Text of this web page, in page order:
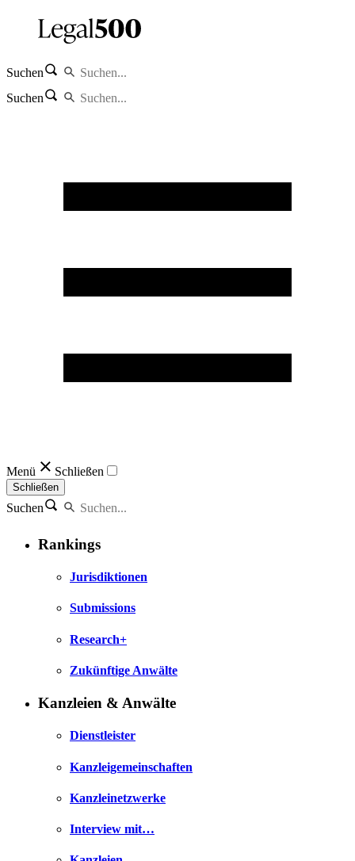
Suchen
Suchen
Menü Schließen
Schließen
Suchen
Rankings
Jurisdiktionen
Submissions
Research+
Zukünftige Anwälte
Kanzleien & Anwälte
Dienstleister
Kanzleigemeinschaften
Kanzleinetzwerke
Interview mit…